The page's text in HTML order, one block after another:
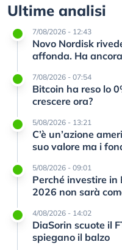
Ultime analisi
7/08/2026 - 12:43
Novo Nordisk
affonda. Ha
7/08/2026 - 07:54
Bitcoin ha reso lo
crescere ora?
5/08/2026 - 13:21
C’è un’azione
suo valore ma i
5/08/2026 - 09:01
Perché investire in
2026 non sarà
4/08/2026 - 14:02
DiaSorin scuote il
spiegano il balzo